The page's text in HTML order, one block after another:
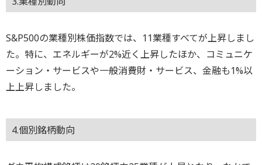
S&P500の業種別株価指数では、11業種すべてが上昇しまし
た。特に、エネルギーが2%近く上昇したほか、コミュニケ
ーション・サービスや一般消費財・サービス、金融も1%以
上上昇しました。
4.個別銘柄動向